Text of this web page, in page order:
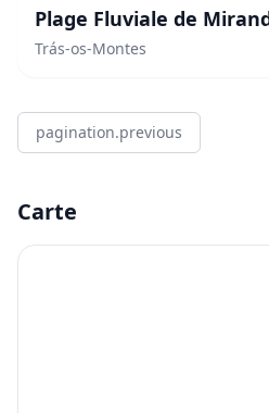
Plage Fluviale de
Trás-os-Montes
pagination.previous
Carte